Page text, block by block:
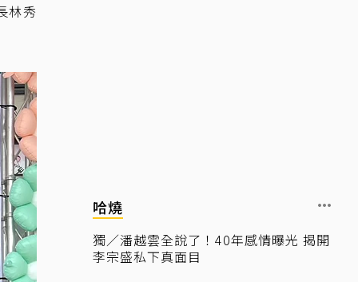
林秀
哈燒
獨／潘越雲全說了！40年感情曝光 揭開
李宗盛私下真面目